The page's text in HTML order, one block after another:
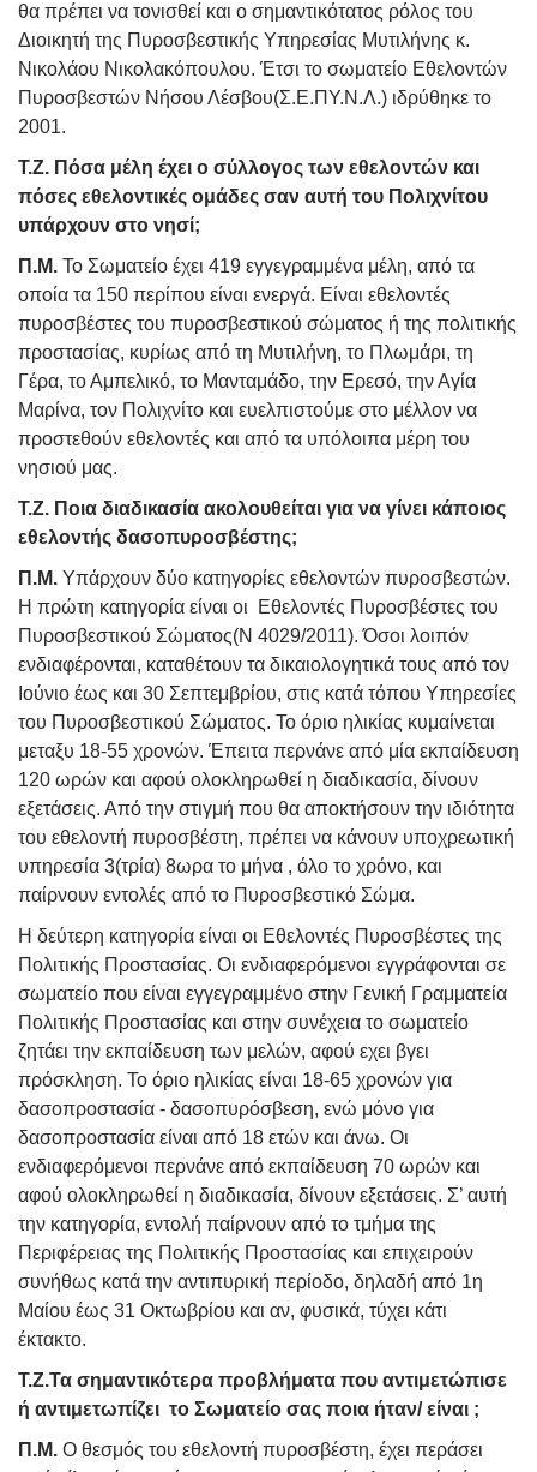
θα πρέπει να τονισθεί και ο σημαντικότατος ρόλος του
Διοικητή της Πυροσβεστικής Υπηρεσίας Μυτιλήνης κ.
Νικολάου Νικολακόπουλου. Έτσι το σωματείο Εθελοντών
Πυροσβεστών Νήσου Λέσβου(Σ.Ε.ΠΥ.Ν.Λ.) ιδρύθηκε το
2001.
Τ.Ζ. Πόσα μέλη έχει ο σύλλογος των εθελοντών και
πόσες εθελοντικές ομάδες σαν αυτή του Πολιχνίτου
υπάρχουν στο νησί;
Π.Μ. Το Σωματείο έχει 419 εγγεγραμμένα μέλη, από τα
οποία τα 150 περίπου είναι ενεργά. Είναι εθελοντές
πυροσβέστες του πυροσβεστικού σώματος ή της πολιτικής
προστασίας, κυρίως από τη Μυτιλήνη, το Πλωμάρι, τη
Γέρα, το Αμπελικό, το Μανταμάδο, την Ερεσό, την Αγία
Μαρίνα, τον Πολιχνίτο και ευελπιστούμε στο μέλλον να
προστεθούν εθελοντές και από τα υπόλοιπα μέρη του
νησιού μας.
Τ.Ζ. Ποια διαδικασία ακολουθείται για να γίνει κάποιος
εθελοντής δασοπυροσβέστης;
Π.Μ. Υπάρχουν δύο κατηγορίες εθελοντών πυροσβεστών.
Η πρώτη κατηγορία είναι οι Εθελοντές Πυροσβέστες του
Πυροσβεστικού Σώματος(Ν 4029/2011). Όσοι λοιπόν
ενδιαφέρονται, καταθέτουν τα δικαιολογητικά τους από τον
Ιούνιο έως και 30 Σεπτεμβρίου, στις κατά τόπου Υπηρεσίες
του Πυροσβεστικού Σώματος. Το όριο ηλικίας κυμαίνεται
μεταξυ 18-55 χρονών. Έπειτα περνάνε από μία εκπαίδευση
120 ωρών και αφού ολοκληρωθεί η διαδικασία, δίνουν
εξετάσεις. Από την στιγμή που θα αποκτήσουν την ιδιότητα
του εθελοντή πυροσβέστη, πρέπει να κάνουν υποχρεωτική
υπηρεσία 3(τρία) 8ωρα το μήνα , όλο το χρόνο, και
παίρνουν εντολές από το Πυροσβεστικό Σώμα.
Η δεύτερη κατηγορία είναι οι Εθελοντές Πυροσβέστες της
Πολιτικής Προστασίας. Οι ενδιαφερόμενοι εγγράφονται σε
σωματείο που είναι εγγεγραμμένο στην Γενική Γραμματεία
Πολιτικής Προστασίας και στην συνέχεια το σωματείο
ζητάει την εκπαίδευση των μελών, αφού εχει βγει
πρόσκληση. Το όριο ηλικίας είναι 18-65 χρονών για
δασοπροστασία - δασοπυρόσβεση, ενώ μόνο για
δασοπροστασία είναι από 18 ετών και άνω. Οι
ενδιαφερόμενοι περνάνε από εκπαίδευση 70 ωρών και
αφού ολοκληρωθεί η διαδικασία, δίνουν εξετάσεις. Σ’ αυτή
την κατηγορία, εντολή παίρνουν από το τμήμα της
Περιφέρειας της Πολιτικής Προστασίας και επιχειρούν
συνήθως κατά την αντιπυρική περίοδο, δηλαδή από 1η
Μαίου έως 31 Οκτωβρίου και αν, φυσικά, τύχει κάτι
έκτακτο.
Τ.Ζ.Τα σημαντικότερα προβλήματα που αντιμετώπισε
ή αντιμετωπίζει το Σωματείο σας ποια ήταν/ είναι ;
Π.Μ. Ο θεσμός του εθελοντή πυροσβέστη, έχει περάσει